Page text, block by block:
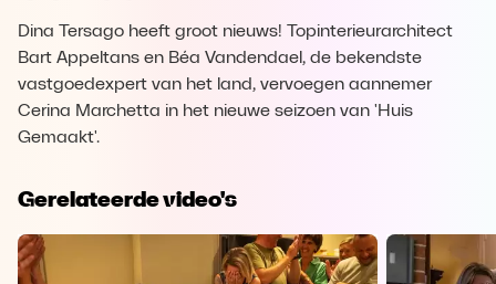
Dina Tersago heeft groot nieuws! Topinterieurarchitect
Bart Appeltans en Béa Vandendael, de bekendste
vastgoedexpert van het land, vervoegen aannemer
Cerina Marchetta in het nieuwe seizoen van 'Huis
Gemaakt'.
Gerelateerde video's